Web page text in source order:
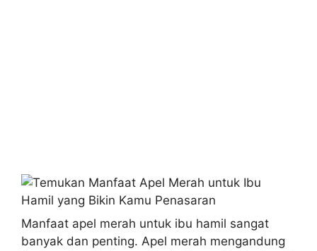
Manfaat apel merah untuk ibu hamil sangat
banyak dan penting. Apel merah mengandung